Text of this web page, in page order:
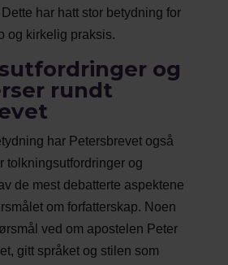
har hatt stor betydning for
og kirkelig praksis.
og
rundt
har Petersbrevet også
tolkningsutfordringer og
de mest debatterte aspektene
om forfatterskap. Noen
ved om apostelen Peter
gitt språket og stilen som